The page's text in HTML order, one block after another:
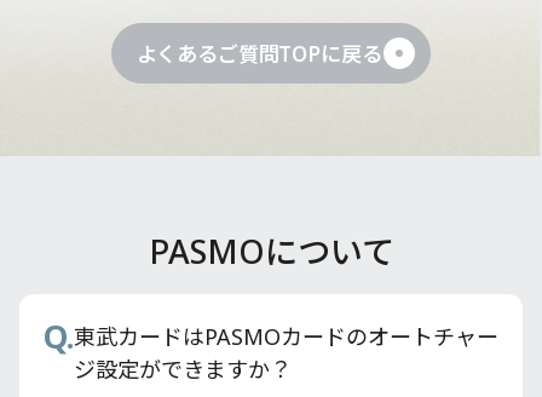
よくあるご質問TOPに戻る
Q.東武カードのETCスルーカードのお申し込
み方法を教えてください。
Q.旧東武カードから東武カードへ切り替える
ことはできますか？
PASMOについて
Q.東武カードはPASMOカードのオートチャー
ジ設定ができますか？